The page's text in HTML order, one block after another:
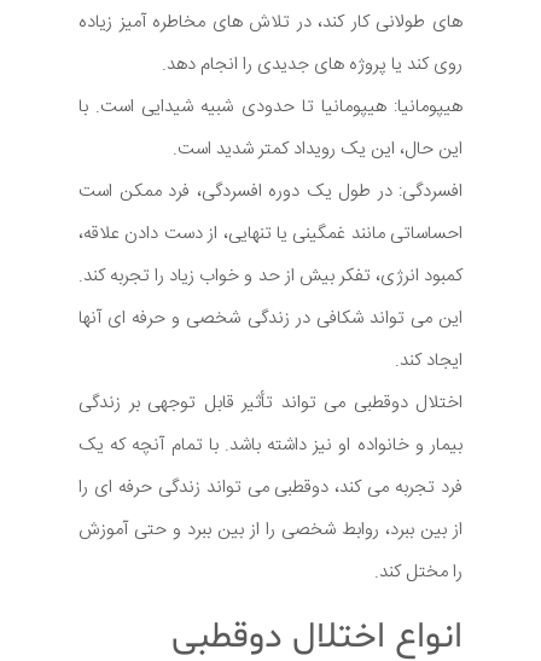
های طولانی کار کند، در تلاش های مخاطره آمیز زیاده
روی کند یا پروژه های جدیدی را انجام دهد.
هیپومانیا: هیپومانیا تا حدودی شبیه شیدایی است. با
این حال، این یک رویداد کمتر شدید است.
افسردگی: در طول یک دوره افسردگی، فرد ممکن است
احساساتی مانند غمگینی یا تنهایی، از دست دادن علاقه،
کمبود انرژی، تفکر بیش از حد و خواب زیاد را تجربه کند.
این می تواند شکافی در زندگی شخصی و حرفه ای آنها
ایجاد کند.
اختلال دوقطبی می تواند تأثیر قابل توجهی بر زندگی
بیمار و خانواده او نیز داشته باشد. با تمام آنچه که یک
فرد تجربه می کند، دوقطبی می تواند زندگی حرفه ای را
از بین ببرد، روابط شخصی را از بین ببرد و حتی آموزش
را مختل کند.
انواع اختلال دوقطبی